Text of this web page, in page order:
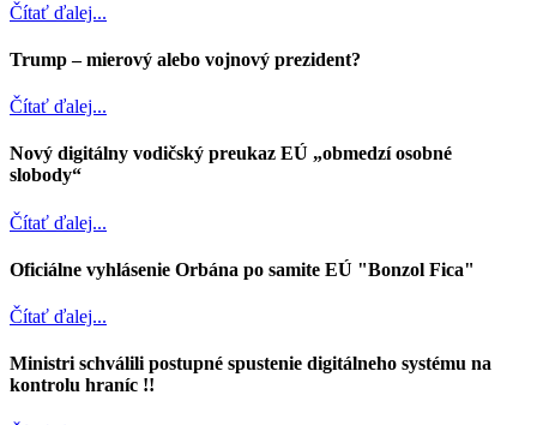
Čítať ďalej...
Trump – mierový alebo vojnový prezident?
Čítať ďalej...
Nový digitálny vodičský preukaz EÚ „obmedzí osobné
slobody“
Čítať ďalej...
Oficiálne vyhlásenie Orbána po samite EÚ "Bonzol Fica"
Čítať ďalej...
Ministri schválili postupné spustenie digitálneho systému na
kontrolu hraníc !!